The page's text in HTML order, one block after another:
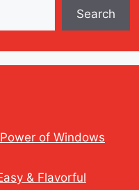
Search
of Windows
& Flavorful